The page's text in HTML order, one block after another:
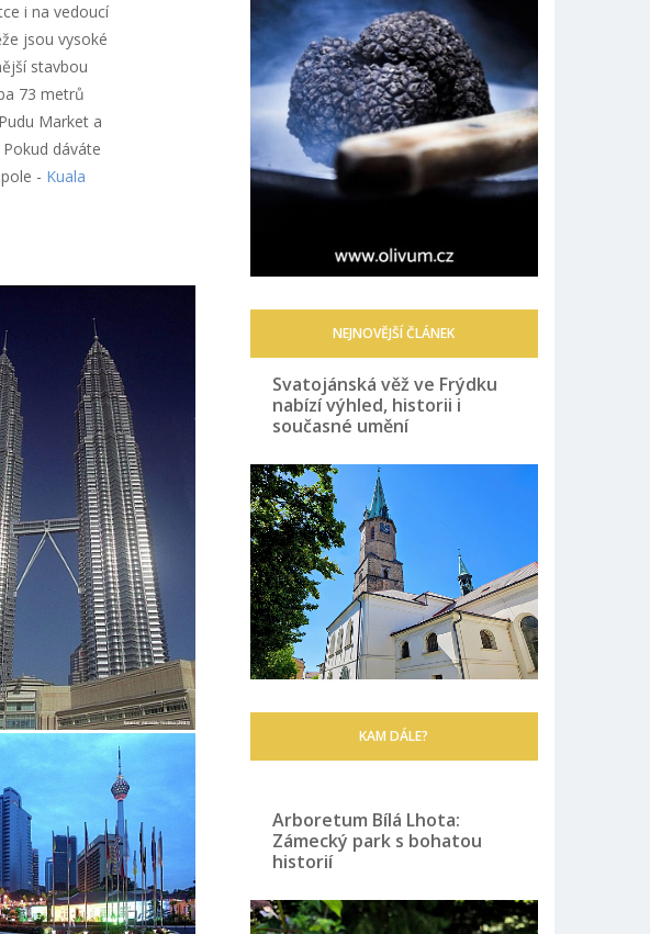
i na vedoucí
jsou vysoké
stavbou
73 metrů
Market a
dáváte
- Kuala
NEJNOVĚJŠÍ ČLÁNEK
Svatojánská věž ve Frýdku
nabízí výhled, historii i
současné umění
KAM DÁLE?
Arboretum Bílá Lhota:
Zámecký park s bohatou
historií